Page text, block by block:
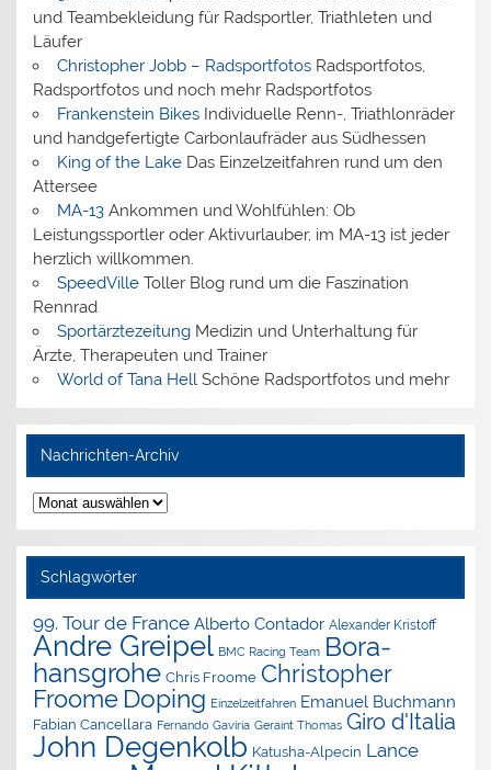
und Teambekleidung für Radsportler, Triathleten und
Läufer
Christopher Jobb – RadsportfotosRadsportfotos,
Radsportfotos und noch mehr Radsportfotos
Frankenstein BikesIndividuelle Renn-, Triathlonräder
und handgefertigte Carbonlaufräder aus Südhessen
King of the LakeDas Einzelzeitfahren rund um den
Attersee
MA-13Ankommen und Wohlfühlen: Ob
Leistungssportler oder Aktivurlauber, im MA-13 ist jeder
herzlich willkommen.
SpeedVilleToller Blog rund um die Faszination
Rennrad
SportärztezeitungMedizin und Unterhaltung für
Ärzte, Therapeuten und Trainer
World of Tana HellSchöne Radsportfotos und mehr
Nachrichten-Archiv
Nachrichten-
Archiv
Schlagwörter
99. Tour de France Alberto Contador Alexander Kristoff
Andre Greipel BMC Racing Team Bora-
hansgrohe Chris Froome Christopher
Froome Doping Einzelzeitfahren Emanuel Buchmann
Fabian Cancellara Fernando Gaviria Geraint Thomas Giro d'Italia
John Degenkolb Katusha-Alpecin Lance